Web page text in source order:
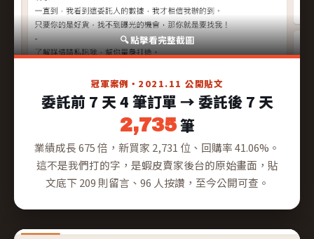
冠軍案例・2021.11 公開貼文
委託前 7 天 4 筆訂單 → 委託後 7 天
2,735筆
業績成長 675 倍，新買家 2,731 位、回購率 41.06%。
這不是我們打的字，是蝦皮賣家後台的原始畫面，貼
文底下 209 則留言、96 人按讚，至今公開可查。